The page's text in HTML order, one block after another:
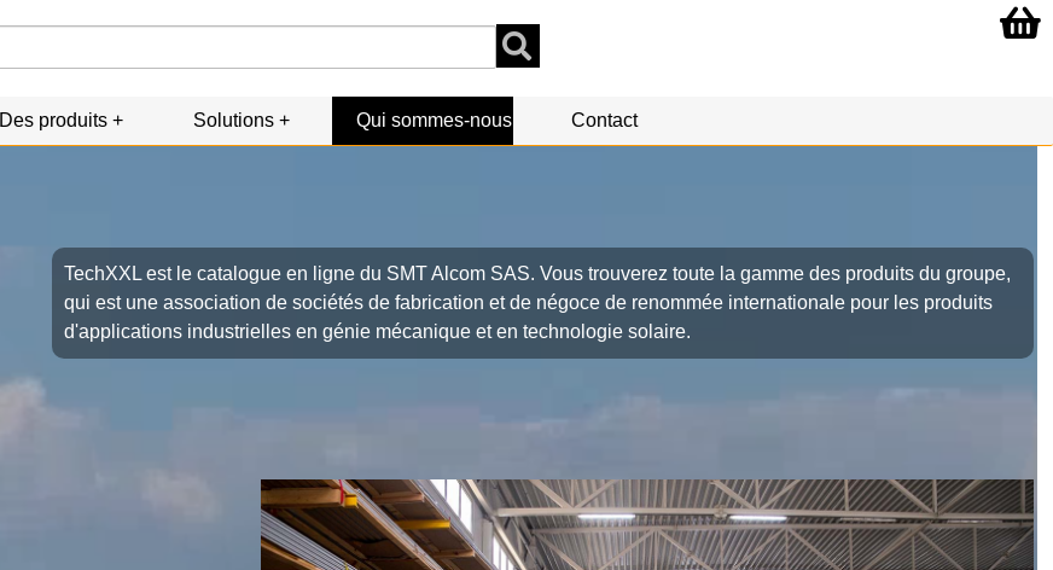
Des produits Solutions Qui sommes-nous Contact
TechXXL est le catalogue en ligne du SMT Alcom SAS. Vous trouverez toute la gamme des produits du groupe,
qui est une association de sociétés de fabrication et de négoce de renommée internationale pour les produits
d'applications industrielles en génie mécanique et en technologie solaire.